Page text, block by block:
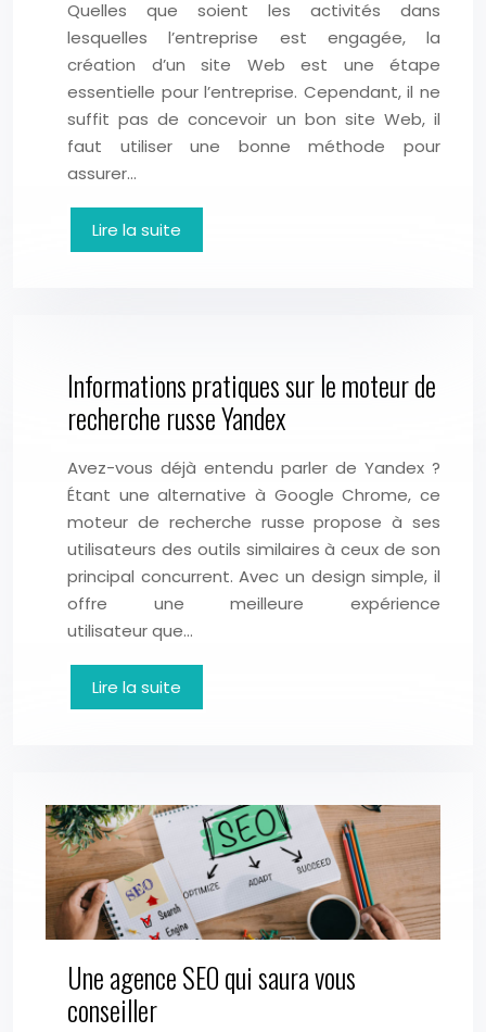
Quelles que soient les activités dans
lesquelles l’entreprise est engagée, la
création d’un site Web est une étape
essentielle pour l’entreprise. Cependant, il ne
suffit pas de concevoir un bon site Web, il
faut utiliser une bonne méthode pour
assurer…
Lire la suite
Informations pratiques sur le moteur de
recherche russe Yandex
Avez-vous déjà entendu parler de Yandex ?
Étant une alternative à Google Chrome, ce
moteur de recherche russe propose à ses
utilisateurs des outils similaires à ceux de son
principal concurrent. Avec un design simple, il
offre une meilleure expérience
utilisateur que…
Lire la suite
Une agence SEO qui saura vous
conseiller